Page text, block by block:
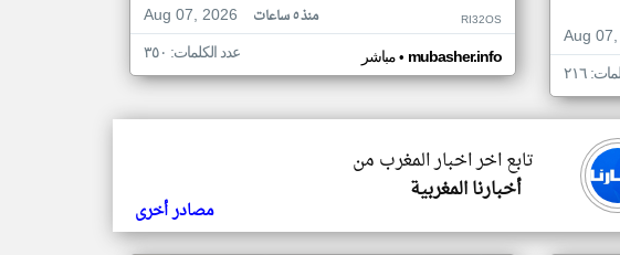
Aug
٢١٦
Aug 07, 2026
منذ ٥ ساعات RI32OS
مباشر• mubasher.info عدد الكلمات: ٣٥٠
تابع اخر اخبار المغرب من
أخبارنا المغربية
مصادر أخرى